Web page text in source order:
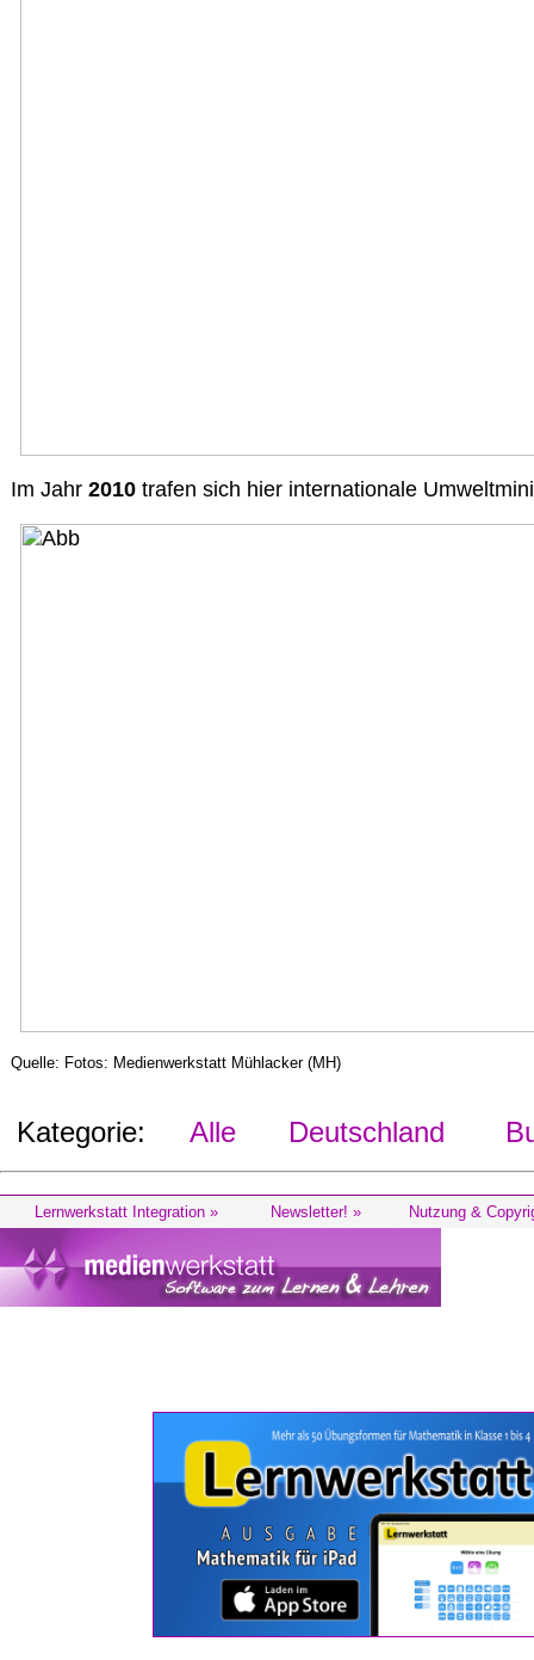
Im Jahr 2010 trafen sich hier internationale
Quelle: Fotos: Medienwerkstatt Mühlacker (MH)
Kategorie: Alle Deutschland
Lernwerkstatt Integration » Newsletter! » Nutzung &